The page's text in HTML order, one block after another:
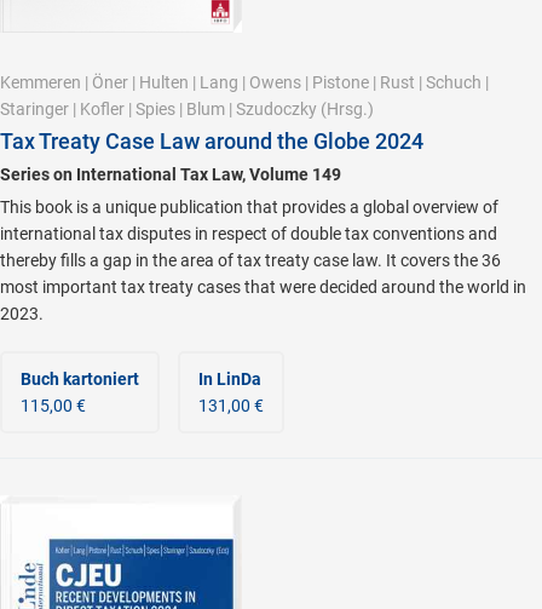
Kemmeren | Öner | Hulten | Lang | Owens | Pistone | Rust | Schuch |
Staringer | Kofler | Spies | Blum | Szudoczky (Hrsg.)
Tax Treaty Case Law around the Globe 2024
Series on International Tax Law, Volume 149
This book is a unique publication that provides a global overview of
international tax disputes in respect of double tax conventions and
thereby fills a gap in the area of tax treaty case law. It covers the 36
most important tax treaty cases that were decided around the world in
2023.
Buch kartoniert
115,00 €
In LinDa
131,00 €